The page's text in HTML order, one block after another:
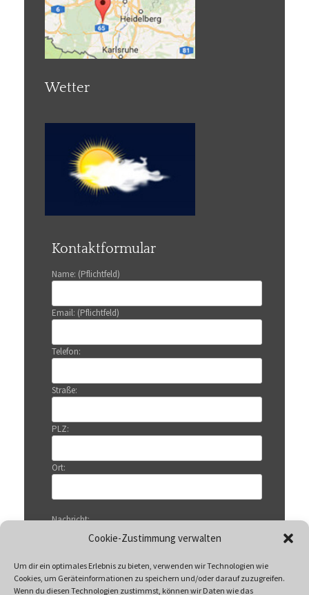
Cookie-Zustimmung verwalten
Um dir ein optimales Erlebnis zu bieten, verwenden wir Technologien wie
Cookies, um Geräteinformationen zu speichern und/oder darauf zuzugreifen.
Wenn du diesen Technologien zustimmst, können wir Daten wie das
Wetter
Kontaktformular
Name: (Pflichtfeld)
Email: (Pflichtfeld)
Telefon:
Straße:
PLZ:
Ort:
Nachricht: